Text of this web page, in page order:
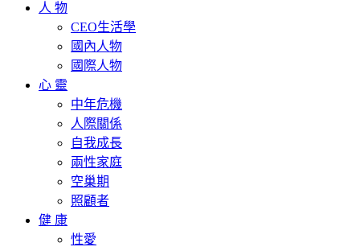
人 物
CEO生活學
國內人物
國際人物
心 靈
中年危機
人際關係
自我成長
兩性家庭
空巢期
照顧者
健 康
性愛